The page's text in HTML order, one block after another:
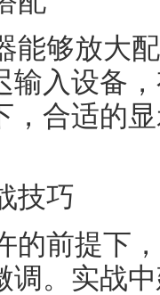
能够放大
输入设备
，合适的
技巧
的前提下
调。实战